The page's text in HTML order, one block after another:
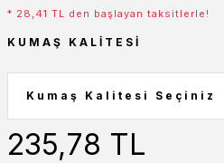
* 28,41 TL den başlayan taksitlerle!
KUMAŞ KALITESI
235,78 TL